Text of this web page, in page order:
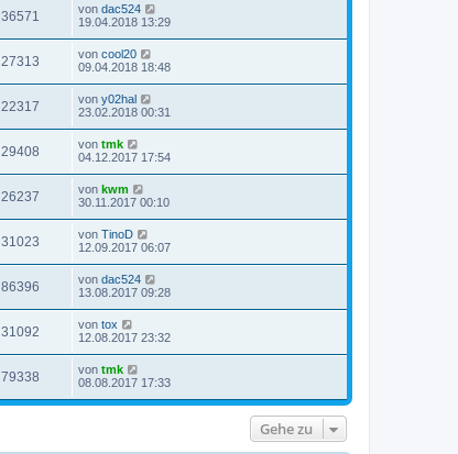
36571 von dac524
19.04.2018 13:29
27313 von cool20
09.04.2018 18:48
22317 von y02hal
23.02.2018 00:31
29408 von tmk
04.12.2017 17:54
26237 von kwm
30.11.2017 00:10
31023 von TinoD
12.09.2017 06:07
86396 von dac524
13.08.2017 09:28
31092 von tox
12.08.2017 23:32
79338 von tmk
08.08.2017 17:33
Gehe zu